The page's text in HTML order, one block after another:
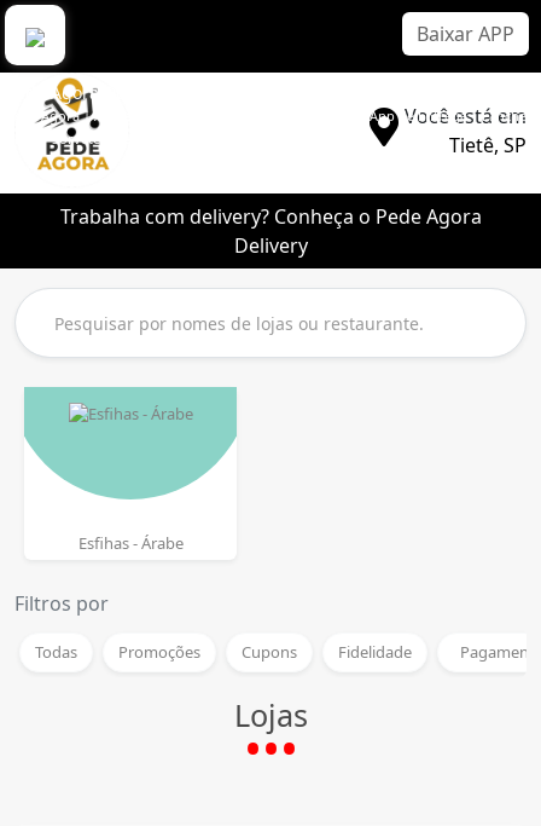
Pede Agora Delivery
Pede Agora | Aplicativo Delivery Sem Comissão | Melhor App de Entrega | Lanche |
Pizza | Sorvete | Bebidas
Baixar APP
Você está em
Tietê, SP
Trabalha com delivery? Conheça o Pede Agora
Delivery
Esfihas - Árabe
Filtros por
Todas Promoções Cupons Fidelidade
Lojas